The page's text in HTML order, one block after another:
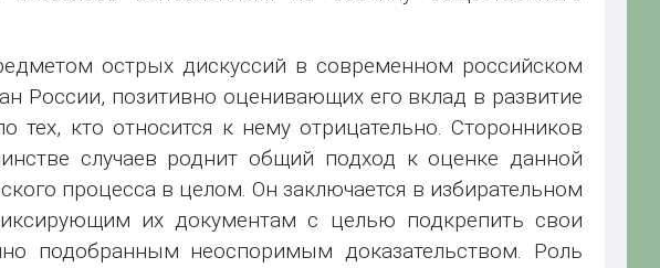
острых дискуссий в современном российском
России, позитивно оценивающих его вклад в развитие
тех, кто относится к нему отрицательно. Сторонников
случаев роднит общий подход к оценке данной
процесса в целом. Он заключается в избирательном
их документам с целью подкрепить свои
подобранным неоспоримым доказательством. Роль